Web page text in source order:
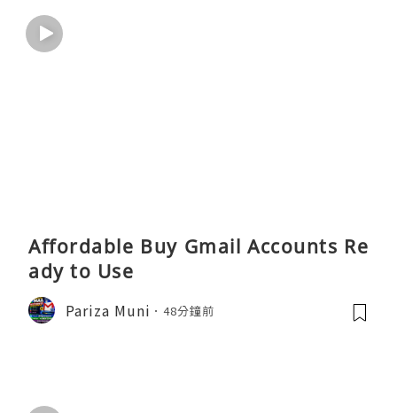
Affordable Buy Gmail Accounts Re
ady to Use
Pariza Muni 48分鐘前